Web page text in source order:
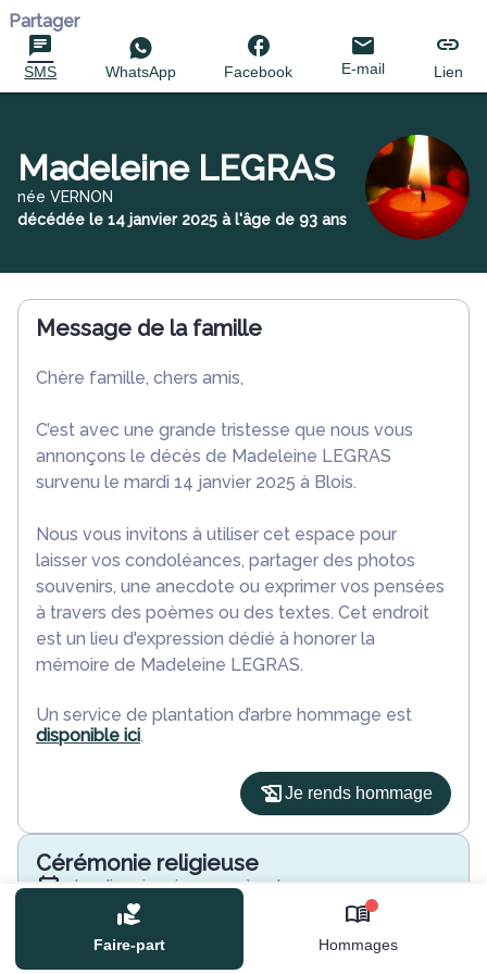
Faire-part Hommages
Partager
SMS WhatsApp Facebook E-mail Lien
Madeleine LEGRAS
née VERNON
décédée le 14 janvier 2025 à l'âge de 93 ans
Message de la famille
Chère famille, chers amis,
C’est avec une grande tristesse que nous vous
annonçons le décès de Madeleine LEGRAS
survenu le mardi 14 janvier 2025 à Blois.
Nous vous invitons à utiliser cet espace pour
laisser vos condoléances, partager des photos
souvenirs, une anecdote ou exprimer vos pensées
à travers des poèmes ou des textes. Cet endroit
est un lieu d'expression dédié à honorer la
mémoire de Madeleine LEGRAS.
Un service de plantation d’arbre hommage est
disponible ici.
Je rends hommage
Cérémonie religieuse
jeudi 23 janvier 2025 à 14h30
Église de La Chaussée-Saint-Victor
Rue de l'Église
41260 La Chaussée-Saint-Victor